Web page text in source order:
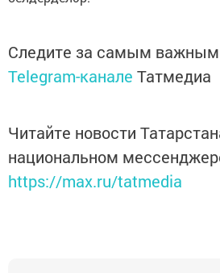
Следите за самым
Telegram-канале Татмедиа
Читайте новости
национальном
https://max.ru/tatmedia